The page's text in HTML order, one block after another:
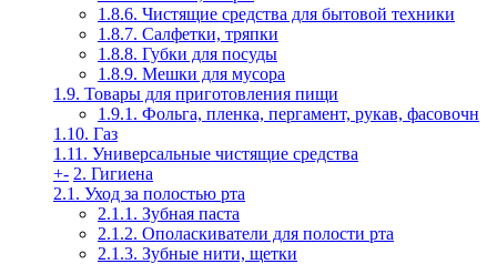
1.8.6. Чистящие средства для бытовой техники
1.8.7. Салфетки, тряпки
1.8.8. Губки для посуды
1.8.9. Мешки для мусора
1.9. Товары для приготовления пищи
1.9.1. Фольга, пленка, пергамент, рукав, фасовочн
1.10. Газ
1.11. Универсальные чистящие средства
+- 2. Гигиена
2.1. Уход за полостью рта
2.1.1. Зубная паста
2.1.2. Ополаскиватели для полости рта
2.1.3. Зубные нити, щетки